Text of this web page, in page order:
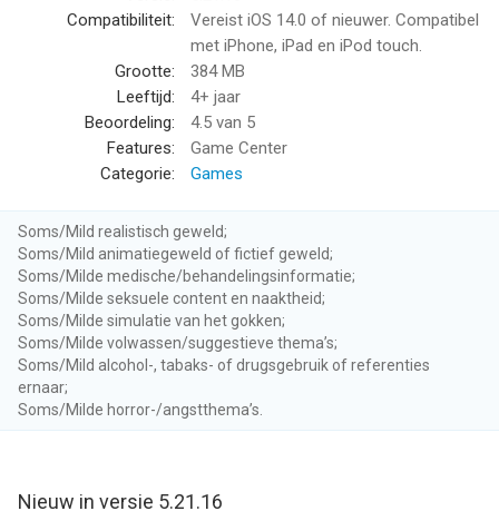
Helix Jump van Voodoo is een app voor iPhone, iPad en iPod
touch met iOS versie 14.0 of hoger, geschikt bevonden voor
gebruikers met leeftijden vanaf
Informatie voor Helix Jumpis het laatst vergeleken op 6 Aug
Compatibiliteit:
Vereist iOS 14.0 of nieuwer. Compatibel
met iPhone, iPad en iPod touch.
Grootte:
384 MB
Leeftijd:
4+ jaar
Beoordeling:
4.5 van 5
Features:
Game Center
Categorie:
Games
Soms/Mild realistisch geweld;
Soms/Mild animatiegeweld of fictief geweld;
Soms/Milde medische/behandelingsinformatie;
Soms/Milde seksuele content en naaktheid;
Soms/Milde simulatie van het gokken;
Soms/Milde volwassen/suggestieve thema’s;
Soms/Mild alcohol-, tabaks- of drugsgebruik of referenties
ernaar;
Soms/Milde horror-/angstthema’s.
Nieuw in versie 5.21.16